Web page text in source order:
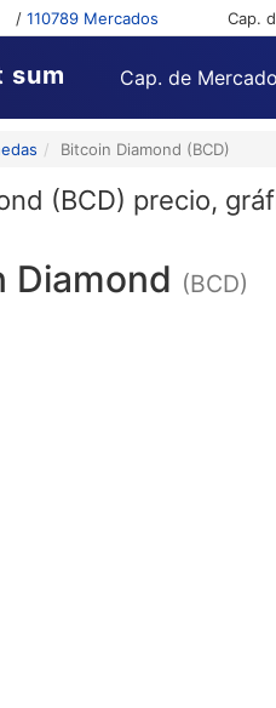
/ 110789 Mercados Cap.
sum Cap. de Mercado
Bitcoin Diamond (BCD)
(BCD) precio,
Diamond (BCD)